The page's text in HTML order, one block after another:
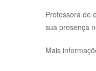
Professora de
sua presença
Mais